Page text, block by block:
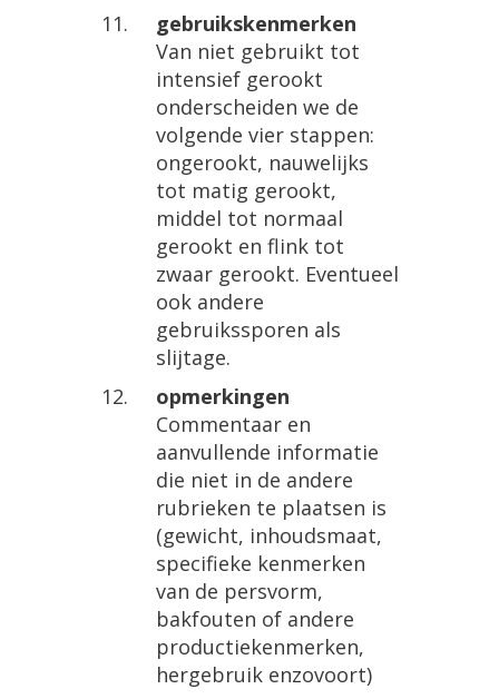
gebruikskenmerken
Van niet gebruikt tot
intensief gerookt
onderscheiden we de
volgende vier stappen:
ongerookt, nauwelijks
tot matig gerookt,
middel tot normaal
gerookt en flink tot
zwaar gerookt. Eventueel
ook andere
gebruikssporen als
slijtage.
opmerkingen
Commentaar en
aanvullende informatie
die niet in de andere
rubrieken te plaatsen is
(gewicht, inhoudsmaat,
specifieke kenmerken
van de persvorm,
bakfouten of andere
productiekenmerken,
hergebruik enzovoort)